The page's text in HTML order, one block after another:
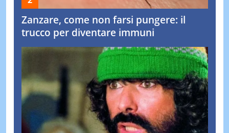
Zanzare, come non farsi pungere: il
trucco per diventare immuni